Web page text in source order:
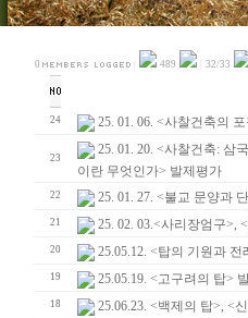
0 489 32/33
24 25. 01. 06. <사찰건축의
23
25. 01. 20. <사찰건축: 삼
이란 무엇인가> 발제평가
22 25. 01. 27. <불교 문양과
21 25. 02. 03.<사리장엄구>,
20 25.05.12. <탑의 기원과
19 25.05.19. <고구려의 탑>
18 25.06.23. <백제의 탑>, <